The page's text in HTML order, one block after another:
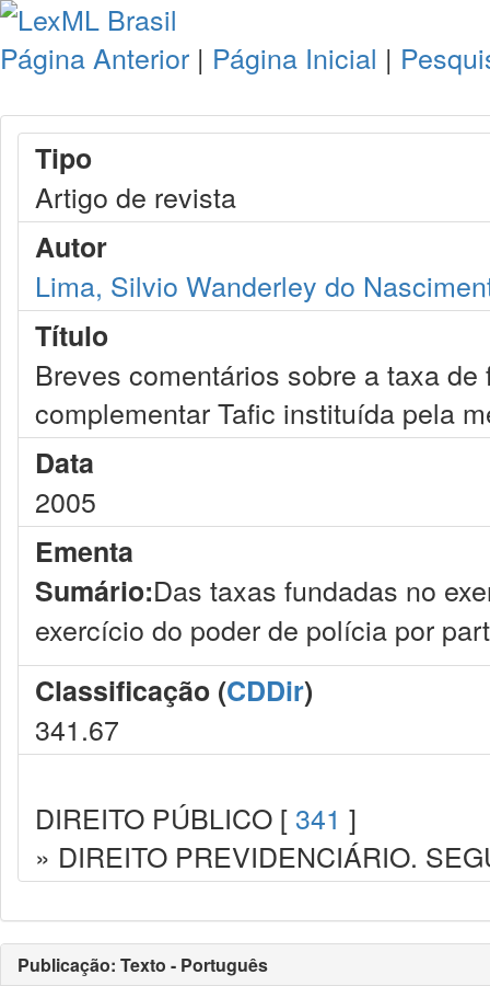
Página Anterior | Página Inicial |
Tipo
Artigo de revista
Autor
Lima, Silvio Wanderley do
Título
Breves comentários sobre a taxa
complementar Tafic instituída pela
Data
2005
Ementa
Sumário:Das taxas fundadas no
exercício do poder de polícia por
Classificação (CDDir)
341.67
DIREITO PÚBLICO [ 341 ]
» DIREITO PREVIDENCIÁRIO.
Publicação: Texto - Português